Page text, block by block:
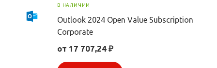
В НАЛИЧИИ
Outlook 2024 Open Value Subscription
Corporate
от 17 707,24 ₽